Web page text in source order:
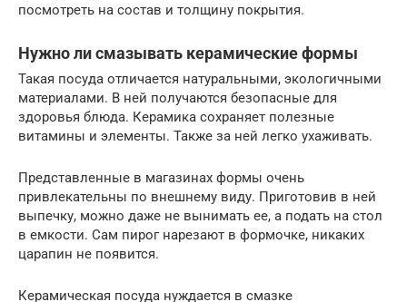
посмотреть на состав и толщину покрытия.
Нужно ли смазывать керамические формы
Такая посуда отличается натуральными, экологичными
материалами. В ней получаются безопасные для
здоровья блюда. Керамика сохраняет полезные
витамины и элементы. Также за ней легко ухаживать.
Представленные в магазинах формы очень
привлекательны по внешнему виду. Приготовив в ней
выпечку, можно даже не вынимать ее, а подать на стол
в емкости. Сам пирог нарезают в формочке, никаких
царапин не появится.
Керамическая посуда нуждается в смазке